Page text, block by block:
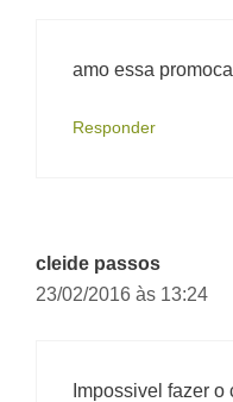
amo essa
Responder
cleide passos
23/02/2016 às 13:24
Impossivel fazer